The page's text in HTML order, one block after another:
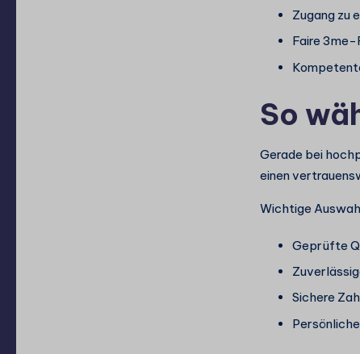
Zugang zu
Faire
So
Gerade bei
einen
Wichtige
Geprüfte
Sichere